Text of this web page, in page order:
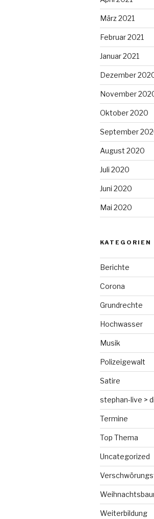
März 2021
Februar 2021
Januar 2021
Dezember
November
Oktober 2020
September
August 2020
Juli 2020
Juni 2020
Mai 2020
KATEGORIEN
Berichte
Corona
Grundrechte
Hochwasser
Musik
Polizeigewalt
Satire
stephan-live >
Termine
Top Thema
Uncategorized
Weiterbildung